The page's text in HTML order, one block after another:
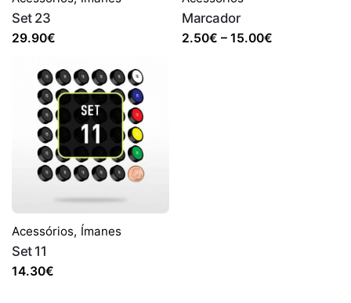
Set 23
29.90€
Marcador
2.50€ – 15.00€
Acessórios, Ímanes
Set 11
14.30€